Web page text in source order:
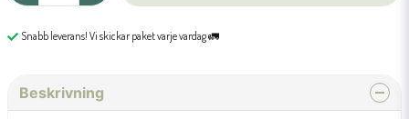
Snabb leverans! Vi skickar paket varje vardag 🚛
Beskrivning